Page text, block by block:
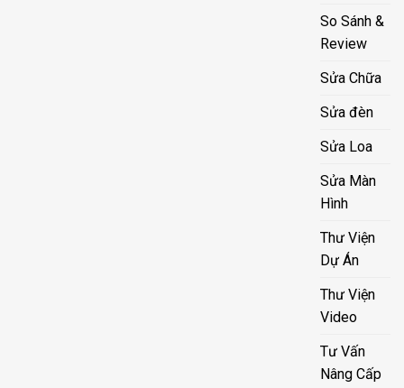
So Sánh &
Review
Sửa Chữa
Sửa đèn
Sửa Loa
Sửa Màn
Hình
Thư Viện
Dự Án
Thư Viện
Video
Tư Vấn
Nâng Cấp